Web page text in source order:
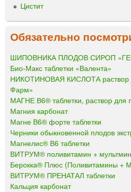
Цистит
Обязательно
ШИПОВНИКА ПЛОДОВ СИРОП
Био-Макс таблетки «Валента»
НИКОТИНОВАЯ КИСЛОТА раствор
Фарм»
МАГНЕ В6® таблетки, раствор для
Магния карбонат
Магне В6® форте таблетки
Черники обыкновенной плодов
Магнелис® В6 таблетки
ВИТРУМ® поливитамин +
Берокка® Плюс (Поливитамины +
ВИТРУМ® ПРЕНАТАЛ таблетки
Кальция карбонат